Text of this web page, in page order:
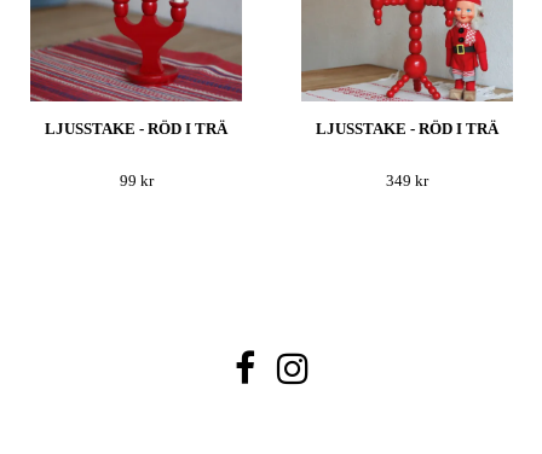
LJUSSTAKE - RÖD I TRÄ
99 kr
LJUSSTAKE - RÖD I TRÄ
349 kr